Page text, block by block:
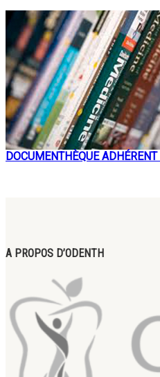
DOCUMENTHÈQUE ADHÉRENT
A PROPOS D’ODENTH